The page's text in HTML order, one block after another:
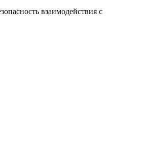
взаимодействия с